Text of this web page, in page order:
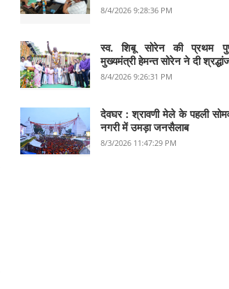
8/4/2026 9:28:36 PM
स्व. शिबू सोरेन की प्रथम
मुख्यमंत्री हेमन्त सोरेन ने दी
8/4/2026 9:26:31 PM
देवघर :‌ श्रावणी मेले के पहली
नगरी में उमड़ा जनसैलाब
8/3/2026 11:47:29 PM